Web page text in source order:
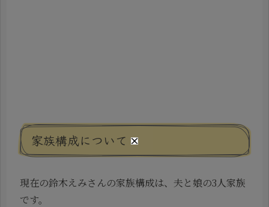
家族構成について
現在の鈴木えみさんの家族構成は、夫と娘の3人家族
です。